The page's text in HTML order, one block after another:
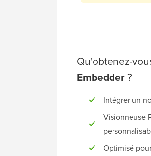
Qu'obtenez-
Embedder?
Intégrer un
Visionneuse
Optimisé